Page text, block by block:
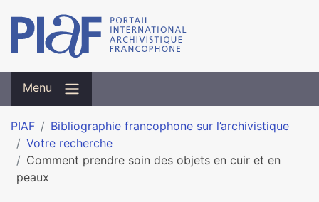
Menu
PIAF
Bibliographie francophone sur l’archivistique
Votre recherche
Comment prendre soin des objets en cuir et en
peaux